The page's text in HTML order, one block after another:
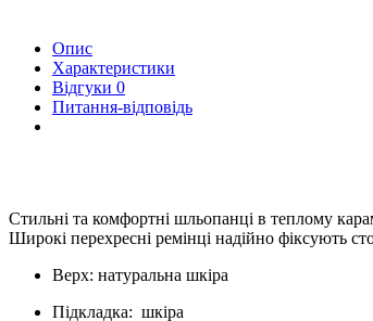
Опис
Характеристики
Відгуки 0
Питання-відповідь
Стильні та комфортні шльопанці в теплому
Широкі перехресні ремінці надійно фіксують
Верх: натуральна шкіра
Підкладка: шкіра